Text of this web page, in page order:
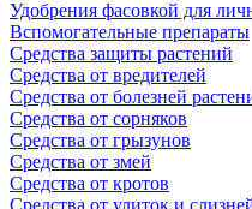
Удобрения фасовкой для
Вспомогательные препараты
Средства защиты растений
Средства от вредителей
Средства от болезней
Средства от сорняков
Средства от грызунов
Средства от змей
Средства от кротов
Средства от улиток и